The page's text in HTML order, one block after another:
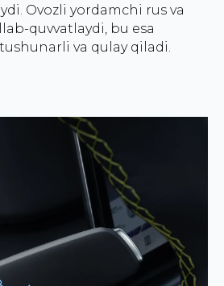
Ovozli yordamchi rus va
quvvatlaydi, bu esa
va qulay qiladi.